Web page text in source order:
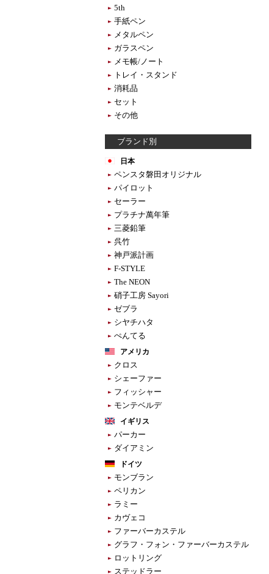
5th
手紙ペン
メタルペン
ガラスペン
メモ帳/ノート
トレイ・スタンド
消耗品
セット
その他
ブランド別
日本
ペンスタ磐田オリジナル
パイロット
セーラー
プラチナ萬年筆
三菱鉛筆
呉竹
神戸派計画
F-STYLE
The NEON
硝子工房 Sayori
ゼブラ
シヤチハタ
ぺんてる
アメリカ
クロス
シェーファー
フィッシャー
モンテベルデ
イギリス
パーカー
ダイアミン
ドイツ
モンブラン
ペリカン
ラミー
カヴェコ
ファーバーカステル
グラフ・フォン・ファーバーカステル
ロットリング
ステッドラー